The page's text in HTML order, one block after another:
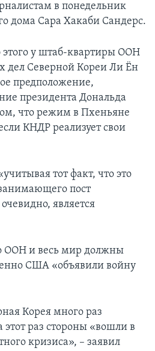
в понедельник
дома Сара Хакаби Сандерс.
этого у штаб-квартиры ООН
дел Северной Кореи Ли Ён
предположение,
президента Дональда
что режим в Пхеньяне
КНДР реализует свои
тот факт, что это
пост
является
ООН и весь мир должны
США «объявили войну
Корея много раз
этот раз стороны «вошли в
кризиса», – заявил